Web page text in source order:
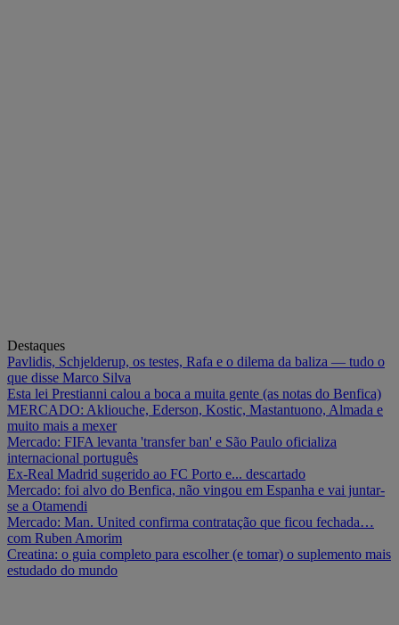
Destaques
Pavlidis, Schjelderup, os testes, Rafa e o dilema da baliza — tudo o
que disse Marco Silva
Esta lei Prestianni calou a boca a muita gente (as notas do Benfica)
MERCADO: Akliouche, Ederson, Kostic, Mastantuono, Almada e
muito mais a mexer
Mercado: FIFA levanta 'transfer ban' e São Paulo oficializa
internacional português
Ex-Real Madrid sugerido ao FC Porto e... descartado
Mercado: foi alvo do Benfica, não vingou em Espanha e vai juntar-
se a Otamendi
Mercado: Man. United confirma contratação que ficou fechada…
com Ruben Amorim
Creatina: o guia completo para escolher (e tomar) o suplemento mais
estudado do mundo